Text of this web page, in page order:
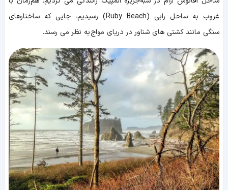
غروب به ساحل رابی (Ruby Beach) رسیدیم، جایی که ساختارهای
سنگی مانند کشتی های شناور در دریای مواج به نظر می رسند.